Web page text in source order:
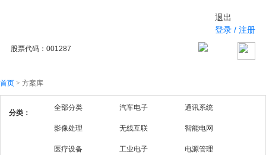
股票代码：001287
退出
登录 / 注册
首页 > 方案库
分类：
全部分类 汽车电子 通讯系统
影像处理 无线互联 智能电网
医疗设备 工业电子 电源管理